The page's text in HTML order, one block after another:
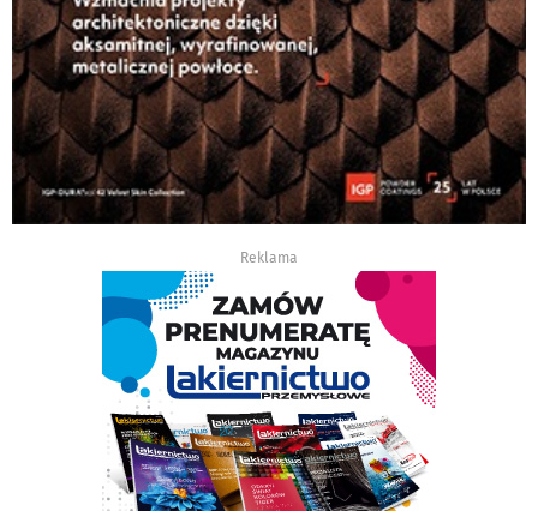
Reklama